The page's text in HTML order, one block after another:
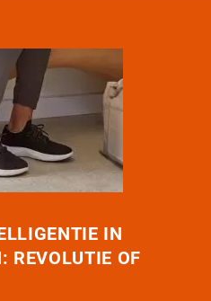
IN
REVOLUTIE OF